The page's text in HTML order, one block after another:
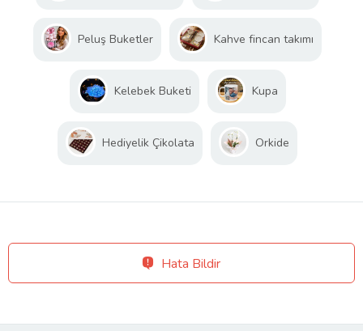
Peluş Buketler Kahve fincan takımı
Kelebek Buketi Kupa
Hediyelik Çikolata Orkide
Hata Bildir